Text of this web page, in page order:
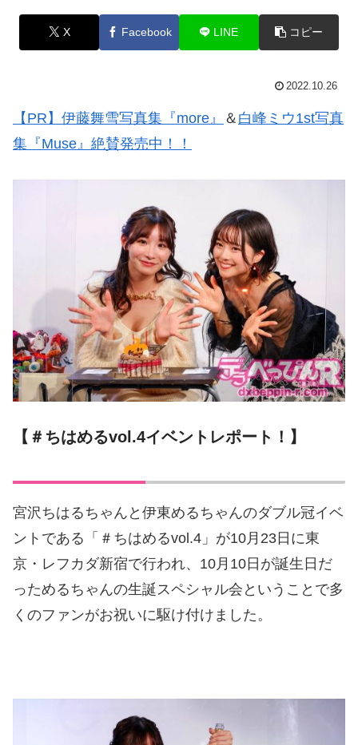
X Facebook LINE コピー
2022.10.26
【PR】伊藤舞雪写真集『more』 ＆ 白峰ミウ1st写真
集『Muse』絶賛発売中！！
【＃ちはめるvol.4イベントレポート！】
宮沢ちはるちゃんと伊東めるちゃんのダブル冠イベ
ントである「＃ちはめるvol.4」が10月23日に東
京・レフカダ新宿で行われ、10月10日が誕生日だ
っためるちゃんの生誕スペシャル会ということで多
くのファンがお祝いに駆け付けました。